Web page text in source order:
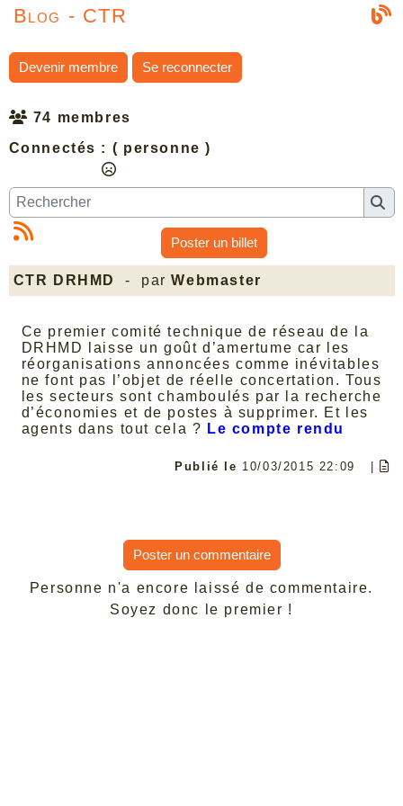
Blog - CTR
Devenir membre Se reconnecter
74 membres
Connectés : ( personne )
Poster un billet
CTR DRHMD - parWebmaster
Ce premier comité technique de réseau de la
DRHMD laisse un goût d’amertume car les
réorganisations annoncées comme inévitables
ne font pas l’objet de réelle concertation. Tous
les secteurs sont chamboulés par la recherche
d’économies et de postes à supprimer. Et les
agents dans tout cela ? Le compte rendu
Publié le 10/03/2015 22:09 |
Poster un commentaire
Personne n'a encore laissé de commentaire.
Soyez donc le premier !